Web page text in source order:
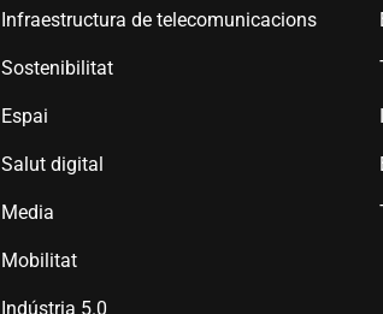
Infraestructura de telecomunicacions
Sostenibilitat
Espai
Salut digital
Media
Mobilitat
Indústria 5.0